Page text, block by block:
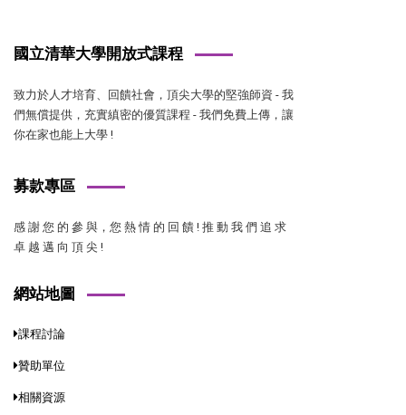
國立清華大學開放式課程
致力於人才培育、回饋社會，頂尖大學的堅強師資 - 我
們無償提供，充實縝密的優質課程 - 我們免費上傳，讓
你在家也能上大學 !
募款專區
感 謝 您 的 參 與，您 熱 情 的 回 饋 ! 推 動 我 們 追 求
卓 越 邁 向 頂 尖 !
網站地圖
課程討論
贊助單位
相關資源